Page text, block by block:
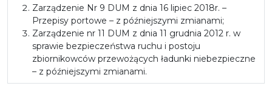
Zarządzenie Nr 9 DUM z dnia 16 lipiec 2018r. –
Przepisy portowe – z późniejszymi zmianami;
Zarządzenie nr 11 DUM z dnia 11 grudnia 2012 r. w
sprawie bezpieczeństwa ruchu i postoju
zbiornikowców przewożących ładunki niebezpieczne
– z późniejszymi zmianami.